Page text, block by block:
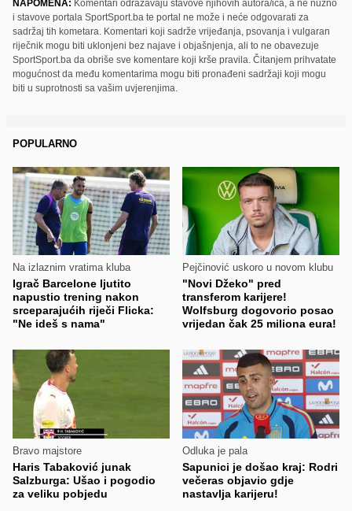
NAPOMENA: Komentari odražavaju stavove njihovih autora/ica, a ne nužno
i stavove portala SportSport.ba te portal ne može i neće odgovarati za
sadržaj tih kometara. Komentari koji sadrže vrijeđanja, psovanja i vulgaran
riječnik mogu biti uklonjeni bez najave i objašnjenja, ali to ne obavezuje
SportSport.ba da obriše sve komentare koji krše pravila. Čitanjem prihvatate
mogućnost da među komentarima mogu biti pronađeni sadržaji koji mogu
biti u suprotnosti sa vašim uvjerenjima.
POPULARNO
Na izlaznim vratima kluba
Igrač Barcelone ljutito
napustio trening nakon
srceparajućih riječi Flicka:
"Ne ideš s nama"
Pejčinović uskoro u novom klubu
"Novi Džeko" pred
transferom karijere!
Wolfsburg dogovorio posao
vrijedan čak 25 miliona eura!
Bravo majstore
Haris Tabaković junak
Salzburga: Ušao i pogodio
za veliku pobjedu
Odluka je pala
Sapunici je došao kraj: Rodri
večeras objavio gdje
nastavlja karijeru!